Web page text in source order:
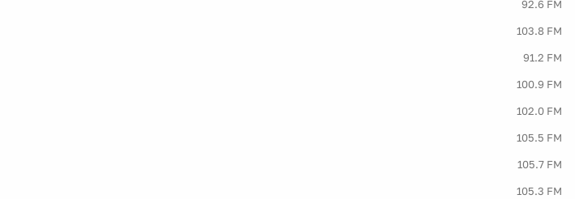
92.6 FM
103.8 FM
91.2 FM
100.9 FM
102.0 FM
105.5 FM
105.7 FM
105.3 FM